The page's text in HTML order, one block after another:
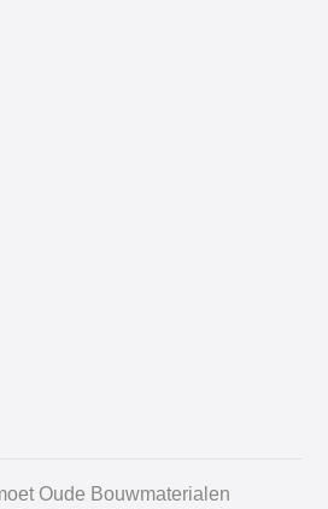
Oude Bouwmaterialen
English